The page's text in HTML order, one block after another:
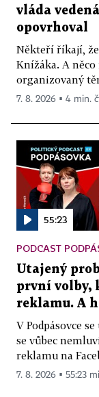
vláda
opovrhoval
Někteří říkají,
Knížáka. A
organizovaný
7. 8. 2026 ▪ 4 min.
55:23
PODCAST
Utajený
první volby,
reklamu. A
V Podpásovce
se vůbec
reklamu na
7. 8. 2026 ▪ 55:23